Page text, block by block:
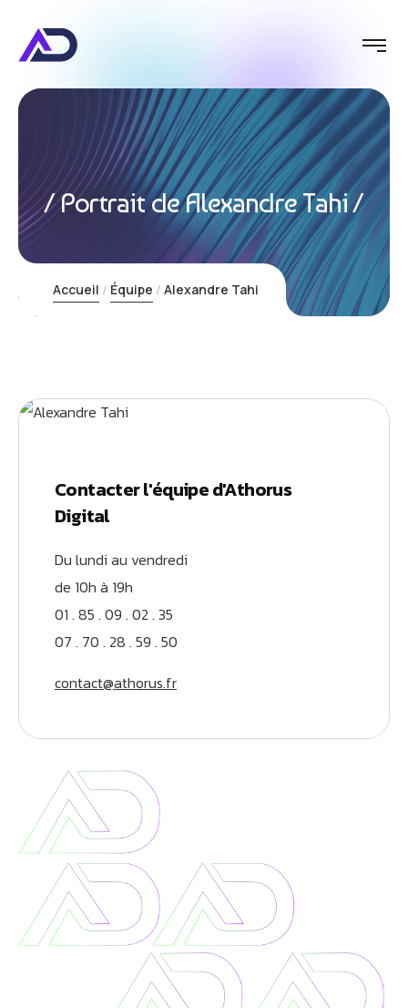
Portrait de Alexandre Tahi
Accueil Équipe Alexandre Tahi
Contacter l'équipe d'Athorus
Digital
Du lundi au vendredi
de 10h à 19h
01 . 85 . 09 . 02 . 35
07 . 70 . 28 . 59 . 50
contact@athorus.fr